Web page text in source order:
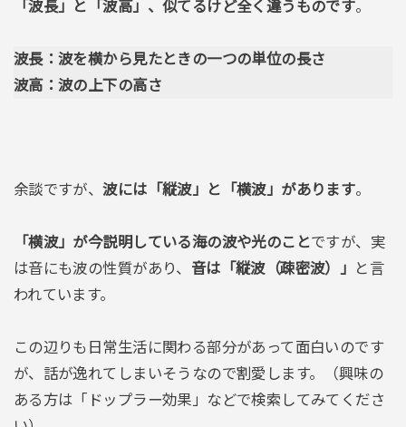
「波長」と「波高」、似てるけど全く違うものです。
波長：波を横から見たときの一つの単位の長さ
波高：波の上下の高さ
余談ですが、波には「縦波」と「横波」があります。
「横波」が今説明している海の波や光のことですが、実
は音にも波の性質があり、 音は「縦波（疎密波）」
と言
われています。
この辺りも日常生活に関わる部分があって面白いのです
が、話が逸れてしまいそうなので割愛します。（興味の
ある方は「ドップラー効果」などで検索してみてくださ